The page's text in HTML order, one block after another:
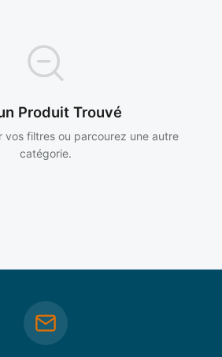
Produit Trouvé
vos filtres ou parcourez une autre
catégorie.